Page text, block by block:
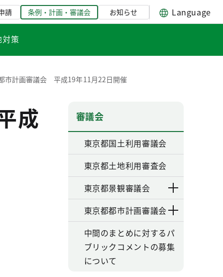
請 条例・計画・審議会 お知らせ Language
策
市計画審議会 平成19年11月22日開催
成
審議会
東京都国土利用審議会
東京都土地利用審査会
東京都景観審議会
東京都都市計画審議会
中間のまとめに対するパ
ブリックコメントの募集
について